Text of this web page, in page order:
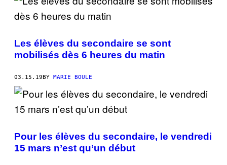
Les élèves du secondaire se sont
mobilisés dès 6 heures du matin
03.15.19 BY MARIE BOULE
Pour les élèves du secondaire, le vendredi
15 mars n’est qu’un début